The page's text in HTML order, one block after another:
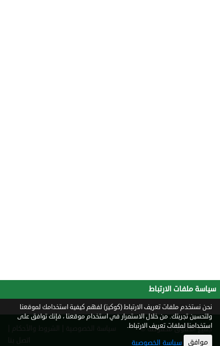
جميع الحقوق محفوظة ©
2026
سياسة ملفات الارتباط
نحن نستخدم ملفات تعريف الارتباط (كوكيز) لفهم كيفية استخدامك لموقعنا
ولتحسين تجربتك. من خلال الاستمرار في استخدام موقعنا ، فإنك توافق على
استخدامنا لملفات تعريف الارتباط.
موافق سياسة الخصوصية